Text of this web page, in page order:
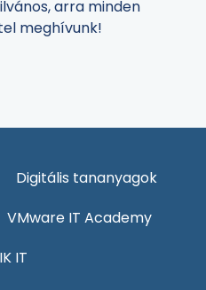
arra minden
meghívunk!
Digitális tananyagok
VMware IT Academy
IT